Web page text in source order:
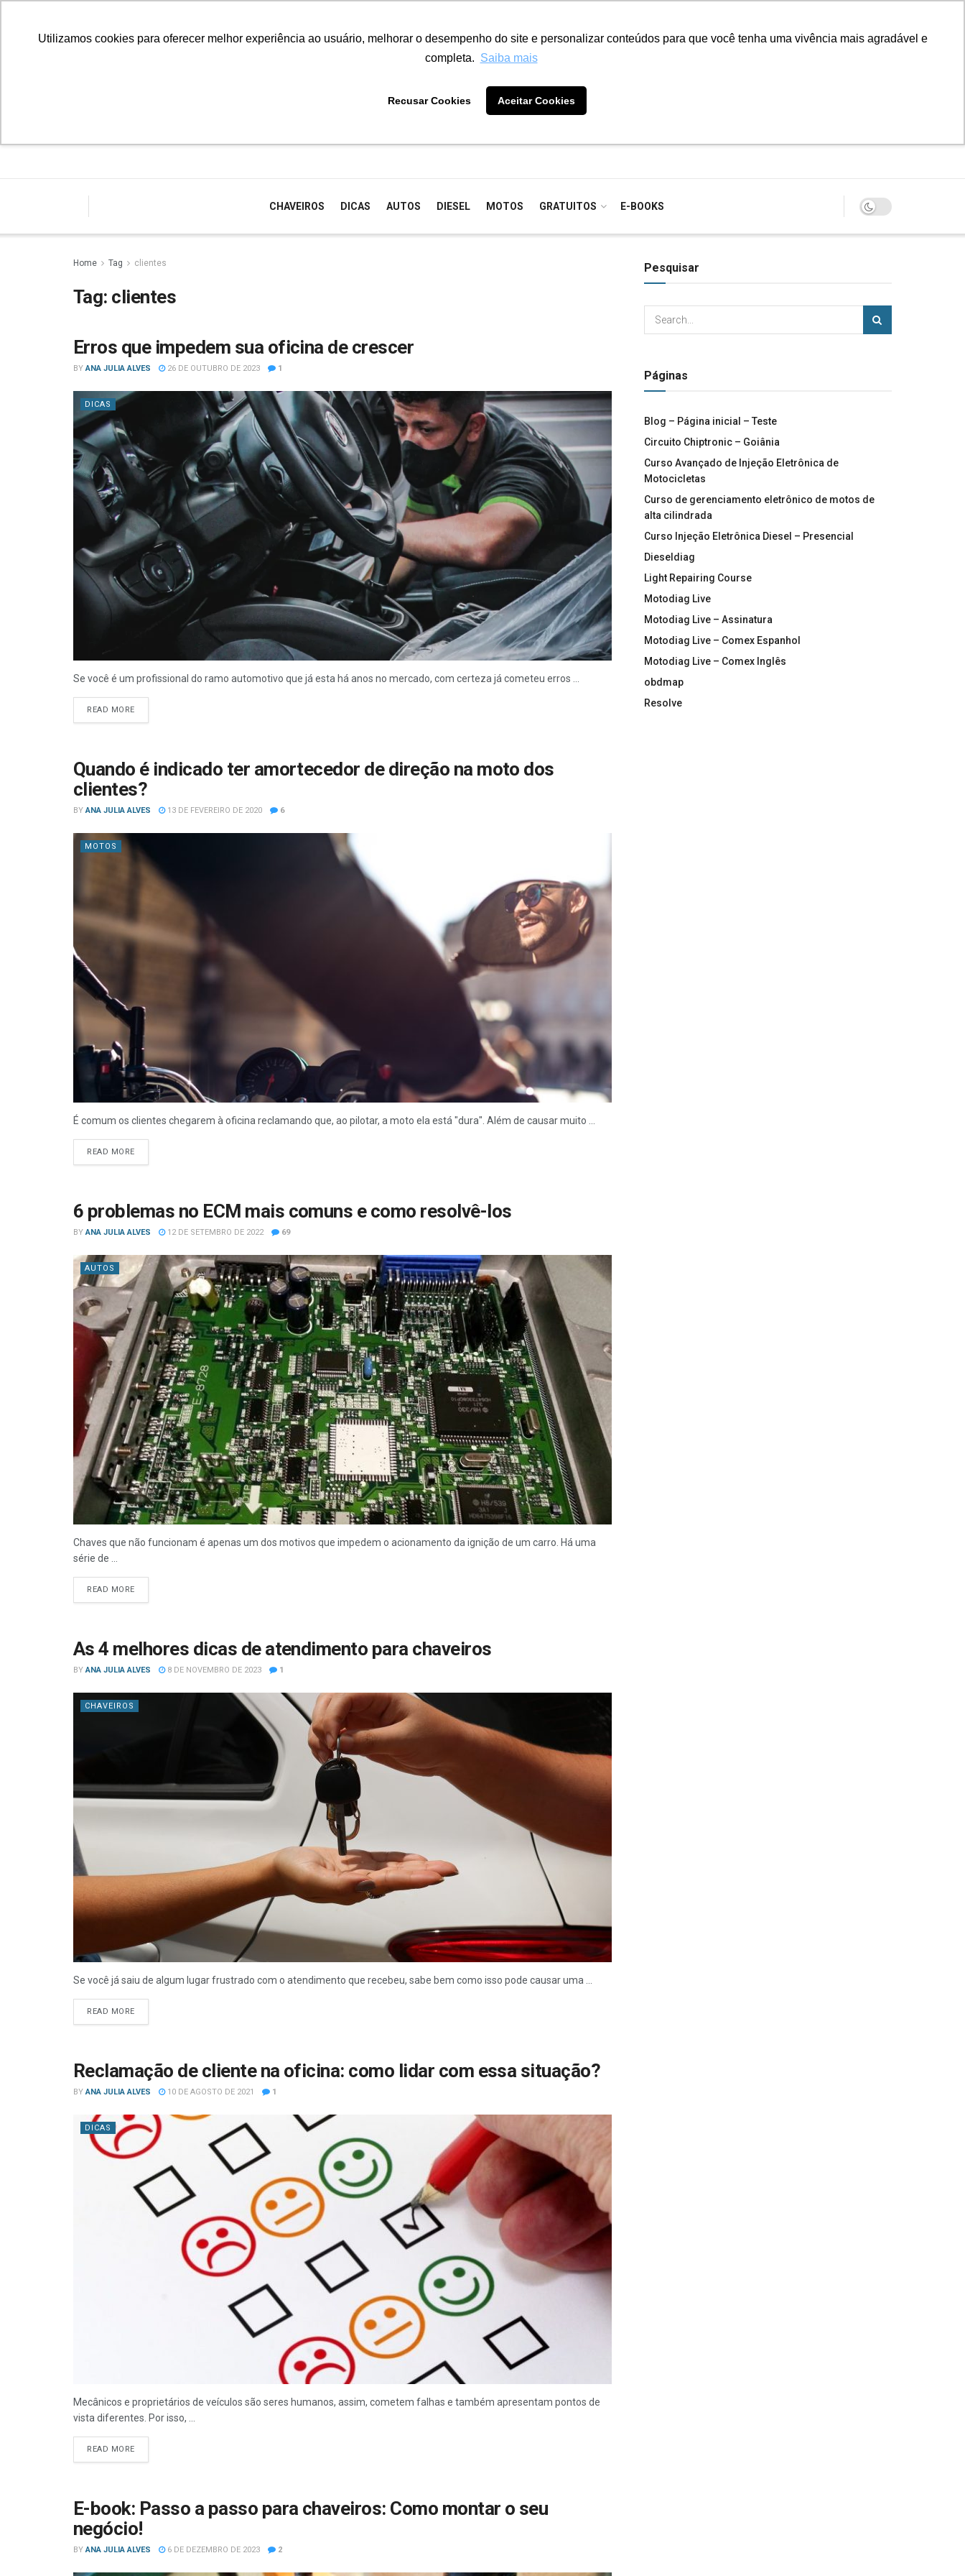
Utilizamos cookies para oferecer melhor experiência ao usuário, melhorar o desempenho do site e personalizar conteúdos para que você tenha uma vivência mais agradável e
completa. Saiba mais
Recusar Cookies Aceitar Cookies
CHAVEIROS DICAS AUTOS DIESEL MOTOS GRATUITOS E-BOOKS
Home Tag clientes
Tag: clientes
Erros que impedem sua oficina de crescer
BY ANA JULIA ALVES 26 DE OUTUBRO DE 2023 1
DICAS
Se você é um profissional do ramo automotivo que já esta há anos no mercado, com certeza já cometeu erros ...
READ MORE
Quando é indicado ter amortecedor de direção na moto dos
clientes?
BY ANA JULIA ALVES 13 DE FEVEREIRO DE 2020 6
MOTOS
É comum os clientes chegarem à oficina reclamando que, ao pilotar, a moto ela está "dura". Além de causar muito ...
READ MORE
6 problemas no ECM mais comuns e como resolvê-los
BY ANA JULIA ALVES 12 DE SETEMBRO DE 2022 69
AUTOS
Chaves que não funcionam é apenas um dos motivos que impedem o acionamento da ignição de um carro. Há uma
série de ...
READ MORE
As 4 melhores dicas de atendimento para chaveiros
BY ANA JULIA ALVES 8 DE NOVEMBRO DE 2023 1
CHAVEIROS
Se você já saiu de algum lugar frustrado com o atendimento que recebeu, sabe bem como isso pode causar uma ...
READ MORE
Reclamação de cliente na oficina: como lidar com essa situação?
BY ANA JULIA ALVES 10 DE AGOSTO DE 2021 1
DICAS
Mecânicos e proprietários de veículos são seres humanos, assim, cometem falhas e também apresentam pontos de
vista diferentes. Por isso, ...
READ MORE
E-book: Passo a passo para chaveiros: Como montar o seu
negócio!
BY ANA JULIA ALVES 6 DE DEZEMBRO DE 2023 2
Pesquisar
Páginas
Blog – Página inicial – Teste
Circuito Chiptronic – Goiânia
Curso Avançado de Injeção Eletrônica de
Motocicletas
Curso de gerenciamento eletrônico de motos de
alta cilindrada
Curso Injeção Eletrônica Diesel – Presencial
Dieseldiag
Light Repairing Course
Motodiag Live
Motodiag Live – Assinatura
Motodiag Live – Comex Espanhol
Motodiag Live – Comex Inglês
obdmap
Resolve